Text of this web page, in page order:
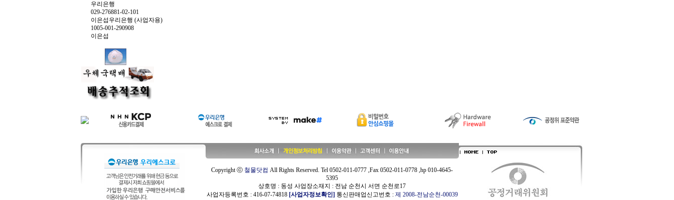
우리은행
029-276881-02-101
이은섭우리은행 (사업자용)
1005-001-290908
이은섭
Copyright ⓒ 철물닷컴 All Rights Reserved. Tel 0502-011-0777 ,Fax 0502-011-0778 ,hp 010-4645-
5395
상호명 : 동성 사업장소재지 : 전남 순천시 서면 순천로17
사업자등록번호 : 416-07-74818 [사업자정보확인] 통신판매업신고번호 : 제 2008-전남순천-00039